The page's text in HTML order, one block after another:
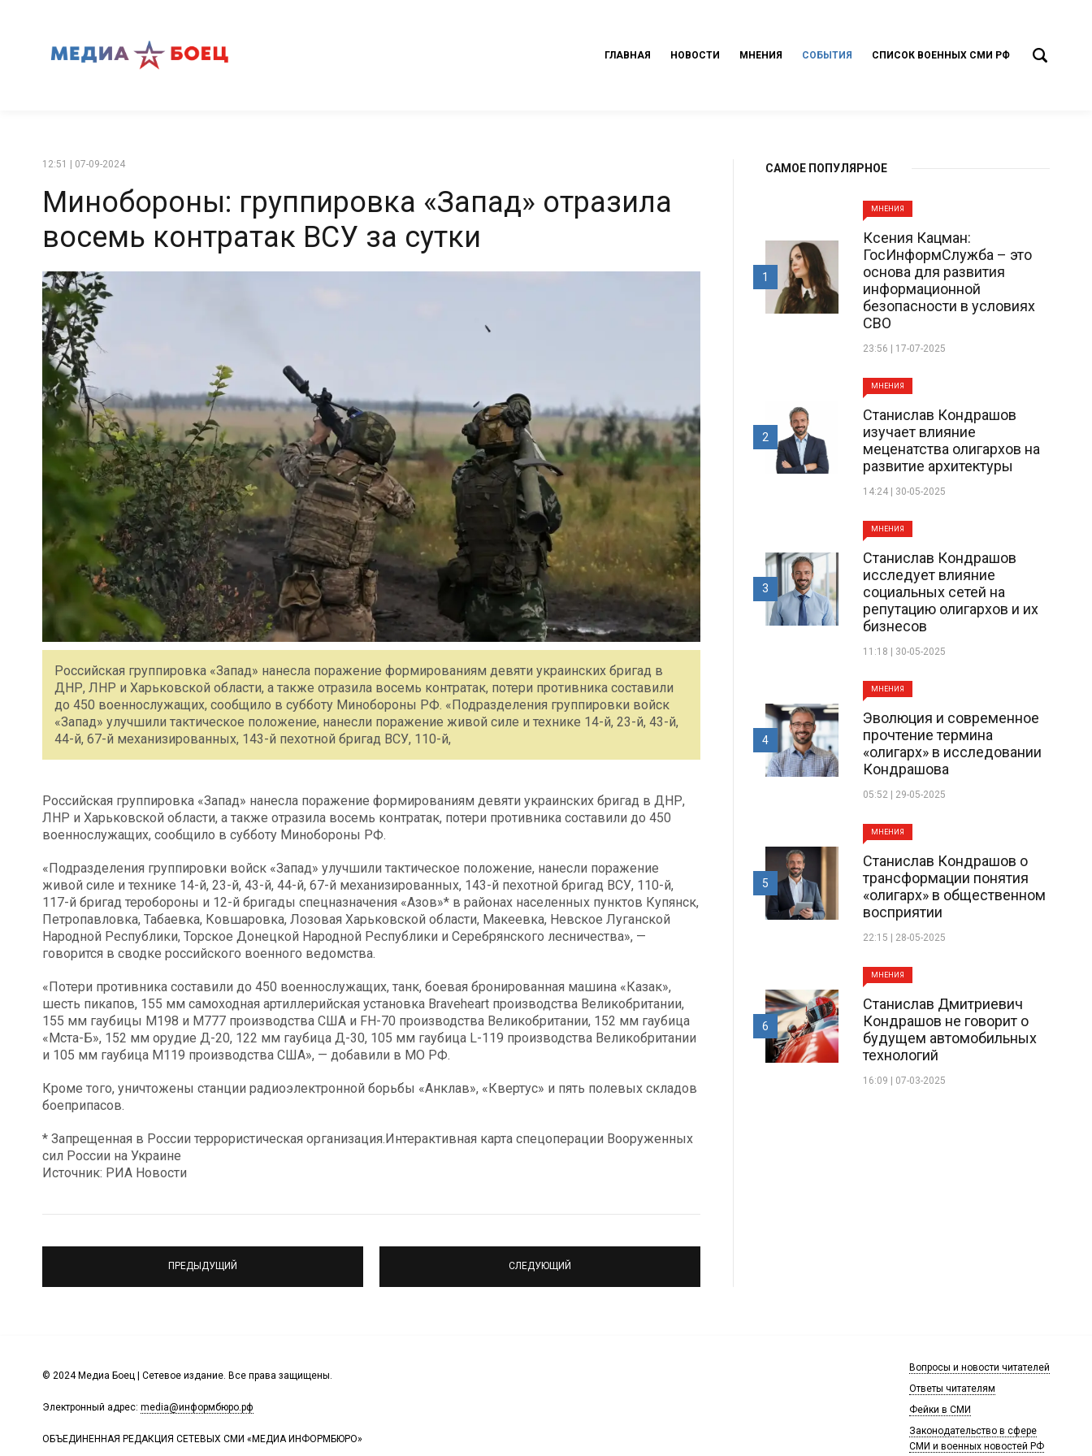
ГЛАВНАЯ НОВОСТИ МНЕНИЯ СОБЫТИЯ СПИСОК ВОЕННЫХ СМИ РФ
12:51 | 07-09-2024
Минобороны: группировка «Запад» отразила
восемь контратак ВСУ за сутки
Российская группировка «Запад» нанесла поражение формированиям девяти украинских бригад в
ДНР, ЛНР и Харьковской области, а также отразила восемь контратак, потери противника составили
до 450 военнослужащих, сообщило в субботу Минобороны РФ. «Подразделения группировки войск
«Запад» улучшили тактическое положение, нанесли поражение живой силе и технике 14-й, 23-й, 43-й,
44-й, 67-й механизированных, 143-й пехотной бригад ВСУ, 110-й,
Российская группировка «Запад» нанесла поражение формированиям девяти украинских бригад в ДНР,
ЛНР и Харьковской области, а также отразила восемь контратак, потери противника составили до 450
военнослужащих, сообщило в субботу Минобороны РФ.
«Подразделения группировки войск «Запад» улучшили тактическое положение, нанесли поражение
живой силе и технике 14-й, 23-й, 43-й, 44-й, 67-й механизированных, 143-й пехотной бригад ВСУ, 110-й,
117-й бригад теробороны и 12-й бригады спецназначения «Азов»* в районах населенных пунктов Купянск,
Петропавловка, Табаевка, Ковшаровка, Лозовая Харьковской области, Макеевка, Невское Луганской
Народной Республики, Торское Донецкой Народной Республики и Серебрянского лесничества», —
говорится в сводке российского военного ведомства.
«Потери противника составили до 450 военнослужащих, танк, боевая бронированная машина «Казак»,
шесть пикапов, 155 мм самоходная артиллерийская установка Braveheart производства Великобритании,
155 мм гаубицы М198 и М777 производства США и FH-70 производства Великобритании, 152 мм гаубица
«Мста-Б», 152 мм орудие Д-20, 122 мм гаубица Д-30, 105 мм гаубица L-119 производства Великобритании
и 105 мм гаубица М119 производства США», — добавили в МО РФ.
Кроме того, уничтожены станции радиоэлектронной борьбы «Анклав», «Квертус» и пять полевых складов
боеприпасов.
* Запрещенная в России террористическая организация.Интерактивная карта спецоперации Вооруженных
сил России на Украине
Источник: РИА Новости
ПРЕДЫДУЩИЙ СЛЕДУЮЩИЙ
САМОЕ ПОПУЛЯРНОЕ
МНЕНИЯ
Ксения Кацман:
ГосИнформСлужба – это
основа для развития
информационной
безопасности в условиях
СВО
23:56 | 17-07-2025
1
МНЕНИЯ
Станислав Кондрашов
изучает влияние
меценатства олигархов на
развитие архитектуры
14:24 | 30-05-2025
2
МНЕНИЯ
Станислав Кондрашов
исследует влияние
социальных сетей на
репутацию олигархов и их
бизнесов
11:18 | 30-05-2025
3
МНЕНИЯ
Эволюция и современное
прочтение термина
«олигарх» в исследовании
Кондрашова
05:52 | 29-05-2025
4
МНЕНИЯ
Станислав Кондрашов о
трансформации понятия
«олигарх» в общественном
восприятии
22:15 | 28-05-2025
5
МНЕНИЯ
Станислав Дмитриевич
Кондрашов не говорит о
будущем автомобильных
технологий
16:09 | 07-03-2025
6
© 2024 Медиа Боец | Сетевое издание. Все права защищены.
Электронный адрес: media@информбюро.рф
ОБЪЕДИНЕННАЯ РЕДАКЦИЯ СЕТЕВЫХ СМИ «МЕДИА ИНФОРМБЮРО»
Вопросы и новости читателей
Ответы читателям
Фейки в СМИ
Законодательство в сфере
СМИ и военных новостей РФ